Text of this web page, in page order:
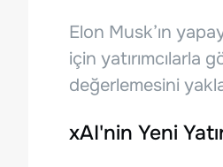
Elon Musk’ın
için yatırımcılarla
değerlemesini
xAI'nin Yeni